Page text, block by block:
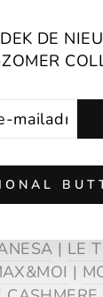
DE
MERK
|
BLACK
| LE
|